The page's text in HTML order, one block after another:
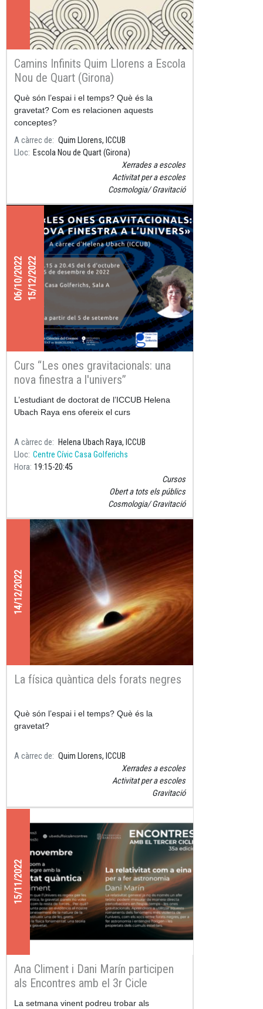
Camins Infinits Quim Llorens a Escola
Nou de Quart (Girona)
Què són l’espai i el temps? Què és la
gravetat? Com es relacionen aquests
conceptes?
A càrrec de
Quim Llorens, ICCUB
Lloc Escola Nou de Quart (Girona)
Xerrades a escoles
Activitat per a escoles
Cosmologia Gravitació
06/10/202215/12/2022
Curs “Les ones gravitacionals: una
nova finestra a l'univers”
L’estudiant de doctorat de l’ICCUB Helena
Ubach Raya ens ofereix el curs
A càrrec de
Helena Ubach Raya, ICCUB
Lloc Centre Cívic Casa Golferichs
Hora 19:15 20:45
Cursos
Obert a tots els públics
Cosmologia Gravitació
14/12/2022
La física quàntica dels forats negres
Què són l’espai i el temps? Què és la
gravetat?
A càrrec de
Quim Llorens, ICCUB
Xerrades a escoles
Activitat per a escoles
Gravitació
15/11/2022
Ana Climent i Dani Marín participen
als Encontres amb el 3r Cicle
La setmana vinent podreu trobar als